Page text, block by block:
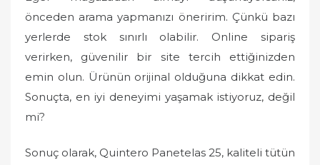
önceden arama yapmanızı öneririm. Çünkü bazı
yerlerde stok sınırlı olabilir. Online sipariş
verirken, güvenilir bir site tercih ettiğinizden
emin olun. Ürünün orijinal olduğuna dikkat edin.
Sonuçta, en iyi deneyimi yaşamak istiyoruz, değil
mi?
Sonuç olarak, Quintero Panetelas 25, kaliteli tütün